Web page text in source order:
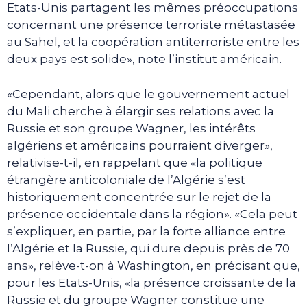
Etats-Unis partagent les mêmes préoccupations
concernant une présence terroriste métastasée
au Sahel, et la coopération antiterroriste entre les
deux pays est solide», note l’institut américain.
«Cependant, alors que le gouvernement actuel
du Mali cherche à élargir ses relations avec la
Russie et son groupe Wagner, les intérêts
algériens et américains pourraient diverger»,
relativise-t-il, en rappelant que «la politique
étrangère anticoloniale de l’Algérie s’est
historiquement concentrée sur le rejet de la
présence occidentale dans la région». «Cela peut
s’expliquer, en partie, par la forte alliance entre
l’Algérie et la Russie, qui dure depuis près de 70
ans», relève-t-on à Washington, en précisant que,
pour les Etats-Unis, «la présence croissante de la
Russie et du groupe Wagner constitue une